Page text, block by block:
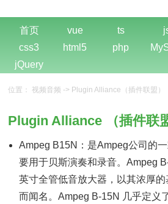
首页 vue ts
css3
html5 php
jQuery
位置： 视频音频 -> Plugin Alliance（插件联盟）
Plugin Alliance （插件联
Ampeg B15N：是Ampeg公司的
要用于贝斯演奏和录音。Ampeg
英寸全管低音放大器，以其浓厚
而闻名。Ampeg B-15N 几乎定义